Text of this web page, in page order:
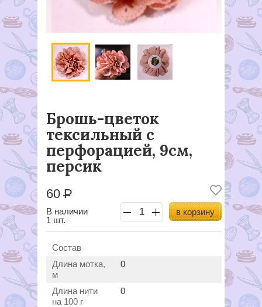
Брошь-цветок
тексильный с
перфорацией, 9см,
персик
60Р
В наличии
1 шт.
в корзину
Состав
Длина мотка,
м
0
Длина нити
на 100 г
0